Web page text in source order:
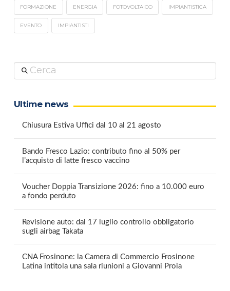
FORMAZIONE ENERGIA FOTOVOLTAICO IMPIANTISTICA
EVENTO IMPIANTISTI
Cerca
Ultime news
Chiusura Estiva Uffici dal 10 al 21 agosto
Bando Fresco Lazio: contributo fino al 50% per
l’acquisto di latte fresco vaccino
Voucher Doppia Transizione 2026: fino a 10.000 euro
a fondo perduto
Revisione auto: dal 17 luglio controllo obbligatorio
sugli airbag Takata
CNA Frosinone: la Camera di Commercio Frosinone
Latina intitola una sala riunioni a Giovanni Proia